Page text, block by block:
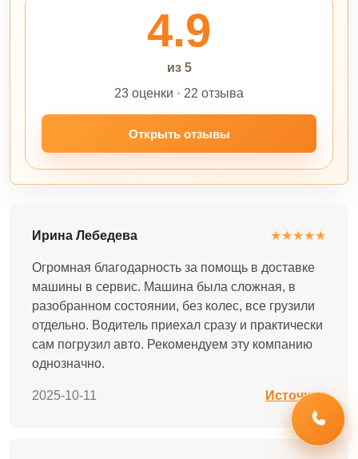
4.9
из 5
23 оценки · 22 отзыва
Открыть отзывы
Ирина Лебедева ★★★★★
Огромная благодарность за помощь в доставке
машины в сервис. Машина была сложная, в
разобранном состоянии, без колес, все грузили
отдельно. Водитель приехал сразу и практически
сам погрузил авто. Рекомендуем эту компанию
однозначно.
2025-10-11 Источник